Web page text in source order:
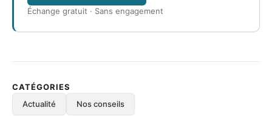
Échange gratuit · Sans engagement
CATÉGORIES
Actualité
Nos conseils